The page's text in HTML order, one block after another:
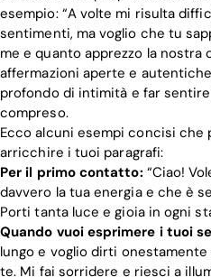
esempio: “A volte mi risulta
sentimenti, ma voglio che tu
me e quanto apprezzo la nostra
affermazioni aperte e
profondo di intimità e far
compreso.
Ecco alcuni esempi concisi che
arricchire i tuoi paragrafi:
Per il primo contatto: “Ciao!
davvero la tua energia e che è
Porti tanta luce e gioia in ogni
Quando vuoi esprimere i tuoi
lungo e voglio dirti
te. Mi fai sorridere e riesci a